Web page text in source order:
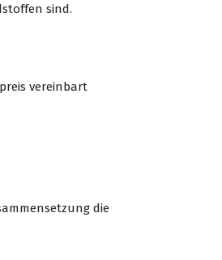
sind.
vereinbart
die